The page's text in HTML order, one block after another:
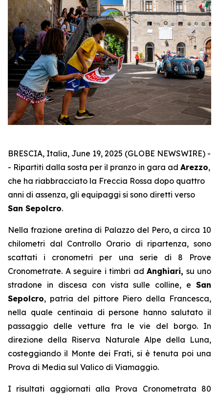
BRESCIA, Italia, June 19, 2025 (GLOBE NEWSWIRE) -
- Ripartiti dalla sosta per il pranzo in gara ad Arezzo,
che ha riabbracciato la Freccia Rossa dopo quattro
anni di assenza, gli equipaggi si sono diretti verso
San Sepolcro.
Nella frazione aretina di Palazzo del Pero, a circa 10
chilometri dal Controllo Orario di ripartenza, sono
scattati i cronometri per una serie di 8 Prove
Cronometrate. A seguire i timbri ad Anghiari, su uno
stradone in discesa con vista sulle colline, e San
Sepolcro, patria del pittore Piero della Francesca,
nella quale centinaia di persone hanno salutato il
passaggio delle vetture fra le vie del borgo. In
direzione della Riserva Naturale Alpe della Luna,
costeggiando il Monte dei Frati, si è tenuta poi una
Prova di Media sul Valico di Viamaggio.
I risultati aggiornati alla Prova Cronometrata 80